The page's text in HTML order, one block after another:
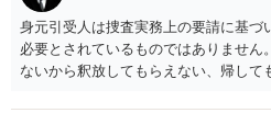
身元引受人は捜査実務上の要請に基づ
必要とされているものではありませ
ないから釈放してもらえない、帰して
縁関係にある人に身元を託し、身柄引